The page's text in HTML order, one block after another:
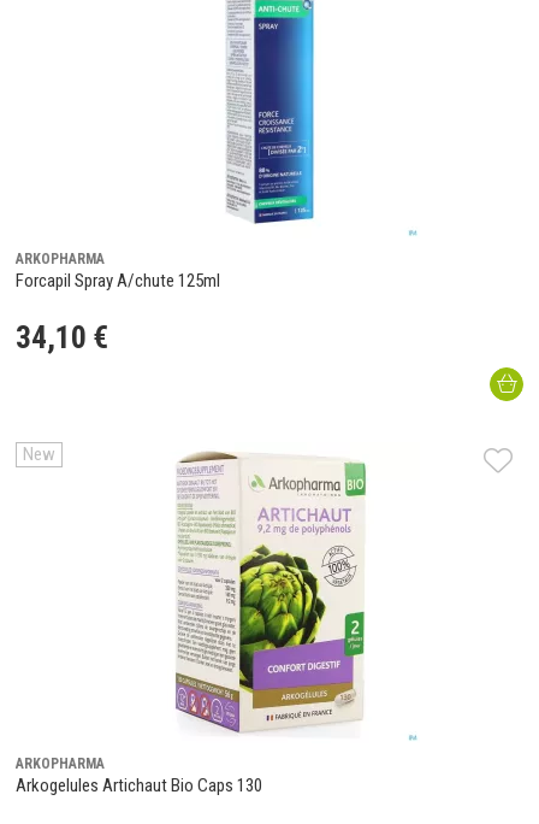
ARKOPHARMA
Forcapil Spray A/chute 125ml
34,10 €
New
ARKOPHARMA
Arkogelules Artichaut Bio Caps 130